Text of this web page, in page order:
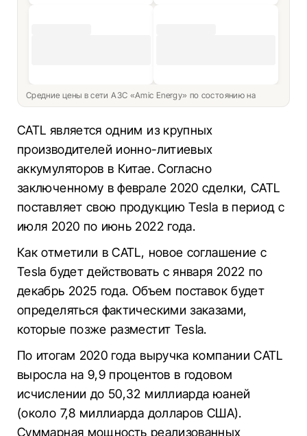
Средние цены в сети АЗС «Amic Energy» по состоянию на
CATL является одним из крупных
производителей ионно-литиевых
аккумуляторов в Китае. Согласно
заключенному в феврале 2020 сделки, CATL
поставляет свою продукцию Tesla в период с
июля 2020 по июнь 2022 года.
Как отметили в CATL, новое соглашение с
Tesla будет действовать с января 2022 по
декабрь 2025 года. Объем поставок будет
определяться фактическими заказами,
которые позже разместит Tesla.
По итогам 2020 года выручка компании CATL
выросла на 9,9 процентов в годовом
исчислении до 50,32 миллиарда юаней
(около 7,8 миллиарда долларов США).
Суммарная мощность реализованных